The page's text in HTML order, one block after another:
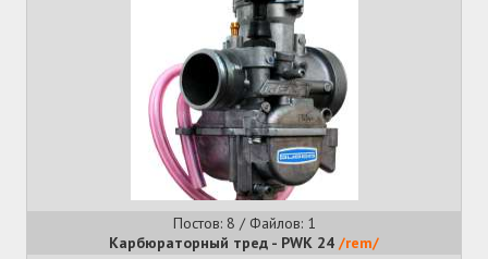
Постов: 8 / Файлов: 1
Карбюраторный тред - PWK 24 /rem/